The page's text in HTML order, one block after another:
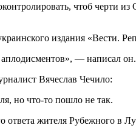
чтоб черти
издания «Вести.
— написал он.
Вячеслав Чечило:
но что-то пошло не так.
жителя Рубежного в